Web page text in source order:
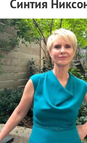
Синтия